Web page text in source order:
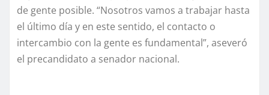
de gente posible. “Nosotros vamos a trabajar hasta
el último día y en este sentido, el contacto o
intercambio con la gente es fundamental”, aseveró
el precandidato a senador nacional.